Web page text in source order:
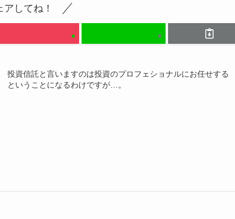
してね！
投資信託と言いますのは投資のプロフェショナルにお任せする
ということになるわけですが…。